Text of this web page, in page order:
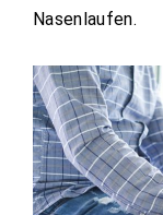
Nasenlaufen.